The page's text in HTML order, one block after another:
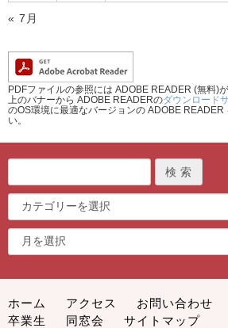
« 7月
PDFファイルの参照には ADOBE READER (無料)が
上のバナーから ADOBE READERのダウンロード
のOS環境に最適なバージョンの ADOBE READER
い。
ホーム アクセス お問い合わせ
卒業生
同窓会 サイトマップ